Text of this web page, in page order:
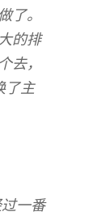
了。
的排
，
了主
一番